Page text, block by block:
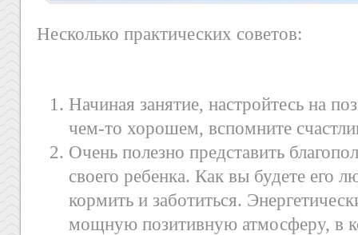
Несколько практических советов:
Начиная занятие, настройтесь на
чем-то хорошем, вспомните
Очень полезно представить
своего ребенка. Как вы будете его
кормить и заботиться.
мощную позитивную атмосферу, в